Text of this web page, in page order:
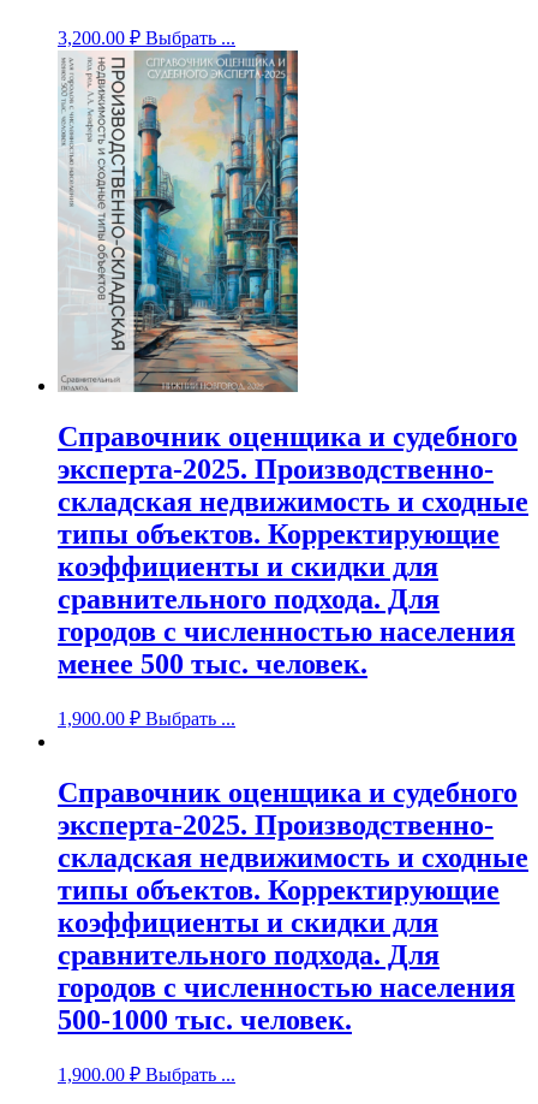
3,200.00 ₽ Выбрать ...
Справочник оценщика и судебного
эксперта-2025. Производственно-
складская недвижимость и сходные
типы объектов. Корректирующие
коэффициенты и скидки для
сравнительного подхода. Для
городов с численностью населения
менее 500 тыс. человек.
1,900.00 ₽ Выбрать ...
Справочник оценщика и судебного
эксперта-2025. Производственно-
складская недвижимость и сходные
типы объектов. Корректирующие
коэффициенты и скидки для
сравнительного подхода. Для
городов с численностью населения
500-1000 тыс. человек.
1,900.00 ₽ Выбрать ...